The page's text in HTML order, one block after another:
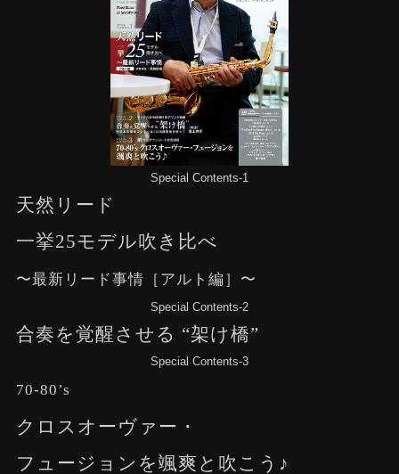
Special Contents-1
天然リード
一挙25モデル吹き比べ
〜最新リード事情［アルト編］〜
Special Contents-2
合奏を覚醒させる “架け橋”
Special Contents-3
70-80’s
クロスオーヴァー・
フュージョンを颯爽と吹こう♪